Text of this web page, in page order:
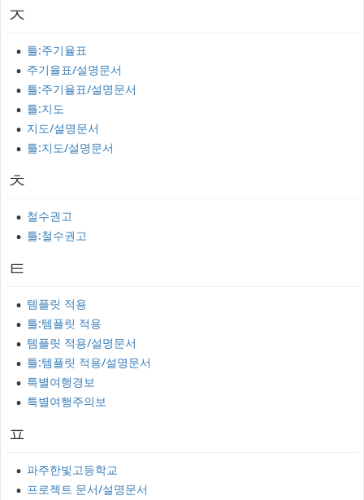
ㅈ
틀:주기율표
주기율표/설명문서
틀:주기율표/설명문서
틀:지도
지도/설명문서
틀:지도/설명문서
ㅊ
철수권고
틀:철수권고
ㅌ
템플릿 적용
틀:템플릿 적용
템플릿 적용/설명문서
틀:템플릿 적용/설명문서
특별여행경보
특별여행주의보
ㅍ
파주한빛고등학교
프로젝트 문서/설명문서